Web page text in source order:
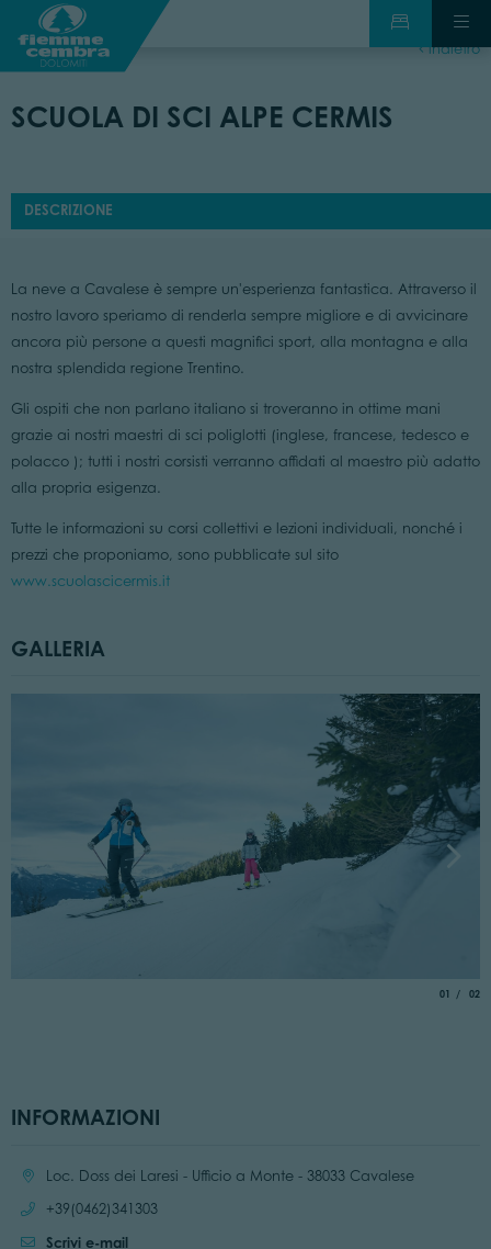
indietro
SCUOLA DI SCI ALPE CERMIS
DESCRIZIONE
La neve a Cavalese è sempre un'esperienza fantastica. Attraverso il
nostro lavoro speriamo di renderla sempre migliore e di avvicinare
ancora più persone a questi magnifici sport, alla montagna e alla
nostra splendida regione Trentino.
Gli ospiti che non parlano italiano si troveranno in ottime mani
grazie ai nostri maestri di sci poliglotti (inglese, francese, tedesco e
polacco ); tutti i nostri corsisti verranno affidati al maestro più adatto
alla propria esigenza.
Tutte le informazioni su corsi collettivi e lezioni individuali, nonché i
prezzi che proponiamo, sono pubblicate sul sito
www.scuolascicermis.it
GALLERIA
01 di
02
INFORMAZIONI
Località:Loc. Doss dei Laresi - Ufficio a Monte - 38033 Cavalese
Chiama:
+39(0462)341303
Scrivi e-mail